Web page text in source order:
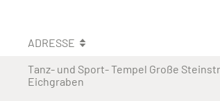
ADRESSE
Tanz- und Sport- Tempel Große
Eichgraben